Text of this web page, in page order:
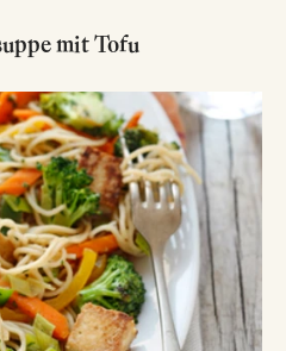
mit Tofu